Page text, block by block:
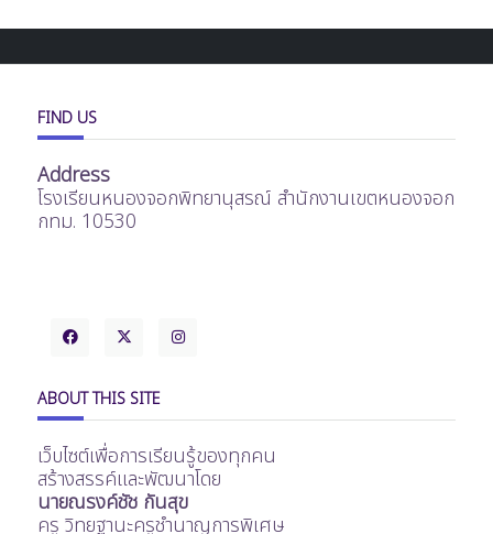
FIND US
Address
โรงเรียนหนองจอกพิทยานุสรณ์ สำนักงานเขตหนองจอก
กทม. 10530
ABOUT THIS SITE
เว็บไซต์เพื่อการเรียนรู้ของทุกคน
สร้างสรรค์และพัฒนาโดย
นายณรงค์ชัช กันสุข
ครู วิทยฐานะครูชำนาญการพิเศษ